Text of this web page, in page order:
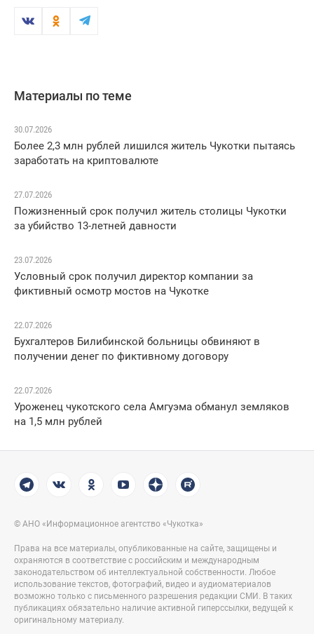
Материалы по теме
30.07.2026
Более 2,3 млн рублей лишился житель Чукотки пытаясь
заработать на криптовалюте
27.07.2026
Пожизненный срок получил житель столицы Чукотки
за убийство 13-летней давности
23.07.2026
Условный срок получил директор компании за
фиктивный осмотр мостов на Чукотке
22.07.2026
Бухгалтеров Билибинской больницы обвиняют в
получении денег по фиктивному договору
22.07.2026
Уроженец чукотского села Амгуэма обманул земляков
на 1,5 млн рублей
© АНО «Информационное агентство «Чукотка»
Права на все материалы, опубликованные на сайте, защищены и
охраняются в соответствие с российским и международным
законодательством об интеллектуальной собственности. Любое
использование текстов, фотографий, видео и аудиоматериалов
возможно только с письменного разрешения редакции СМИ. В таких
публикациях обязательно наличие активной гиперссылки, ведущей к
оригинальному материалу.